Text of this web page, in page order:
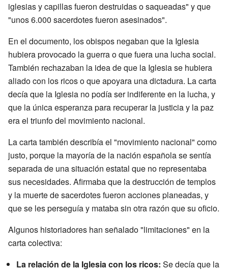
iglesias y capillas fueron destruidas o saqueadas" y que
"unos 6.000 sacerdotes fueron asesinados".
En el documento, los obispos negaban que la Iglesia
hubiera provocado la guerra o que fuera una lucha social.
También rechazaban la idea de que la Iglesia se hubiera
aliado con los ricos o que apoyara una dictadura. La carta
decía que la Iglesia no podía ser indiferente en la lucha, y
que la única esperanza para recuperar la justicia y la paz
era el triunfo del movimiento nacional.
La carta también describía el "movimiento nacional" como
justo, porque la mayoría de la nación española se sentía
separada de una situación estatal que no representaba
sus necesidades. Afirmaba que la destrucción de templos
y la muerte de sacerdotes fueron acciones planeadas, y
que se les perseguía y mataba sin otra razón que su oficio.
Algunos historiadores han señalado "limitaciones" en la
carta colectiva:
La relación de la Iglesia con los ricos: Se decía que la